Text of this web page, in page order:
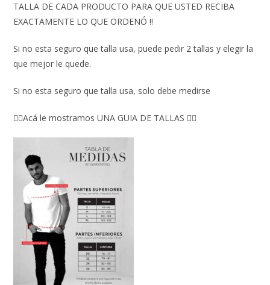
TALLA DE CADA PRODUCTO PARA QUE USTED RECIBA
EXACTAMENTE LO QUE ORDENÓ ‼️
Si no esta seguro que talla usa, puede pedir 2 tallas y elegir la
que mejor le quede.
Si no esta seguro que talla usa, solo debe medirse
👇🏼Acá le mostramos UNA GUIA DE TALLAS 👇🏻